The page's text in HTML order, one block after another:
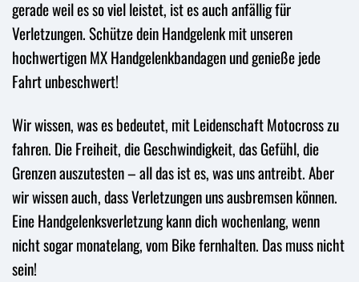
gerade weil es so viel leistet, ist es auch anfällig für
Verletzungen. Schütze dein Handgelenk mit unseren
hochwertigen MX Handgelenkbandagen und genieße jede
Fahrt unbeschwert!
Wir wissen, was es bedeutet, mit Leidenschaft Motocross zu
fahren. Die Freiheit, die Geschwindigkeit, das Gefühl, die
Grenzen auszutesten – all das ist es, was uns antreibt. Aber
wir wissen auch, dass Verletzungen uns ausbremsen können.
Eine Handgelenksverletzung kann dich wochenlang, wenn
nicht sogar monatelang, vom Bike fernhalten. Das muss nicht
sein!